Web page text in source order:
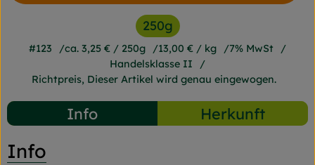
Blog
Jetzt bestellen
250g
#123 ca. 3,25 € / 250g 13,00 € / kg
7% MwSt
Handelsklasse II
Richtpreis, Dieser Artikel wird genau eingewogen.
Info Herkunft
Info